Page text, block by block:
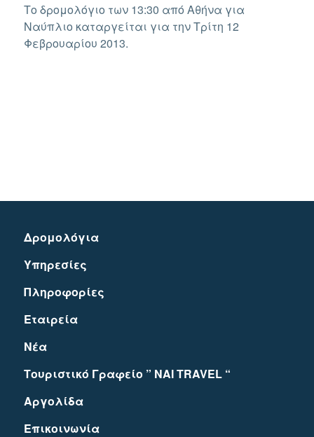
Το δρομολόγιο των 13:30 από Αθήνα για
Ναύπλιο καταργείται για την Τρίτη 12
Φεβρουαρίου 2013.
Δρομολόγια
Υπηρεσίες
Πληροφορίες
Εταιρεία
Νέα
Τουριστικό Γραφείο ” NAI TRAVEL “
Αργολίδα
Eπικοινωνία